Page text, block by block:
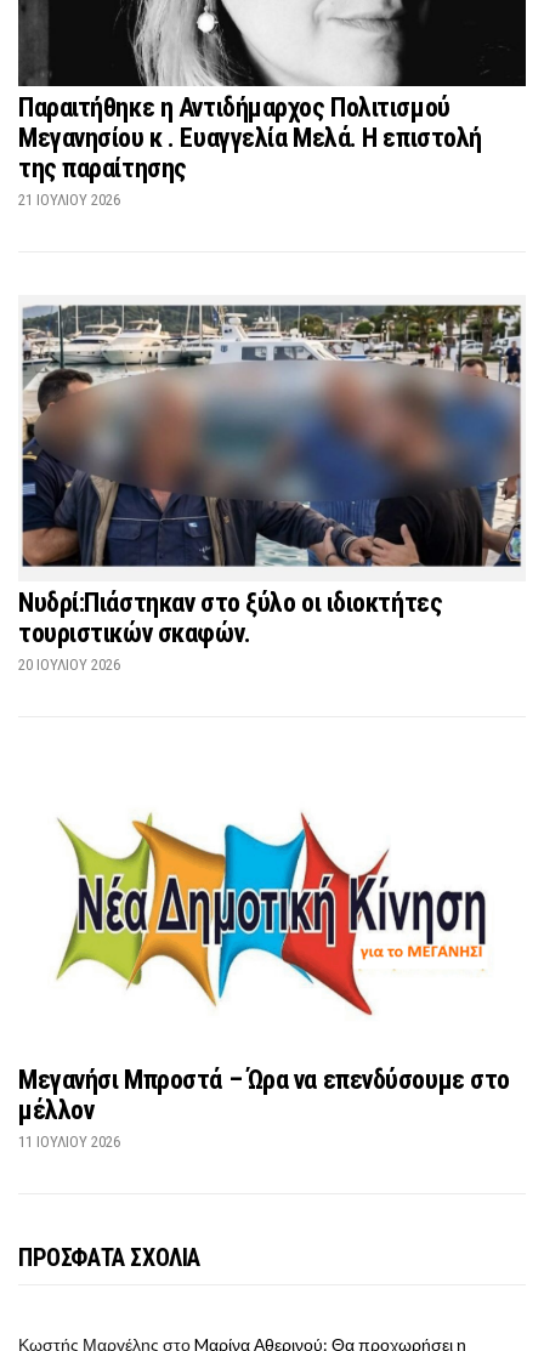
Παραιτήθηκε η Αντιδήμαρχος Πολιτισμού
Μεγανησίου κ . Ευαγγελία Μελά. Η επιστολή
της παραίτησης
21 ΙΟΥΛΊΟΥ 2026
Νυδρί:Πιάστηκαν στο ξύλο οι ιδιοκτήτες
τουριστικών σκαφών.
20 ΙΟΥΛΊΟΥ 2026
Μεγανήσι Μπροστά – Ώρα να επενδύσουμε στο
μέλλον
11 ΙΟΥΛΊΟΥ 2026
ΠΡΟΣΦΑΤΑ ΣΧΟΛΙΑ
Κωστής Μαργέλης στοMαρίνα Αθερινού: Θα προχωρήσει η